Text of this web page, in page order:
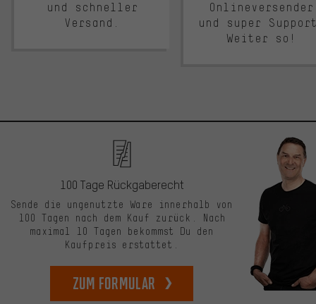
und schneller
Versand.
Onlineversender
und super
Weiter so!
100 Tage Rückgaberecht
Sende die ungenutzte Ware innerhalb von
100 Tagen nach dem Kauf zurück. Nach
maximal 10 Tagen bekommst Du den
Kaufpreis erstattet.
zum Formular